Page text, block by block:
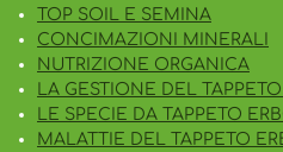
A
G
R
A
TOP SOIL E SEMINA
CONCIMAZIONI MINERALI
NUTRIZIONE ORGANICA
LA GESTIONE DEL
LE SPECIE DA TAPPETO
MALATTIE DEL TAPPETO